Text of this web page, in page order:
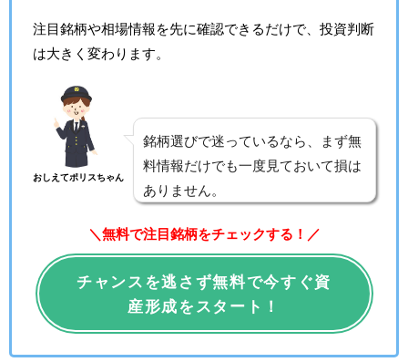
注目銘柄や相場情報を先に確認できるだけで、投資判断
は大きく変わります。
おしえてポリスちゃん
銘柄選びで迷っているなら、まず無
料情報だけでも一度見ておいて損は
ありません。
＼無料で注目銘柄をチェックする！／
チャンスを逃さず無料で今すぐ資
産形成をスタート！